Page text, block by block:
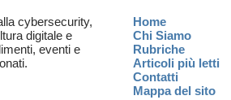
cybersecurity,
digitale e
eventi e
Home
Chi Siamo
Rubriche
Articoli più letti
Contatti
Mappa del sito